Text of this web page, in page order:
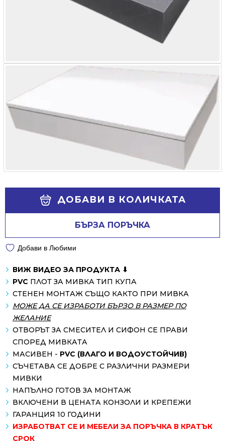
ДОБАВИ В КОЛИЧКАТА
БЪРЗА ПОРЪЧКА
Добави в Любими
ВИЖ ВИДЕО ЗА ПРОДУКТА ⬇
PVC ПЛОТ ЗА МИВКА ТИП КУПА
СТЕНЕН МОНТАЖ СЪЩО КАКТО ПРИ МИВКА
МОЖЕ ДА СЕ ИЗРАБОТИ БЪРЗО В РАЗМЕР ПО
ЖЕЛАНИЕ
ОТВОРЪТ ЗА СМЕСИТЕЛ И СИФОН СЕ ПРАВИ
СПОРЕД МИВКАТА
МАСИВЕН - PVC (ВЛАГО И ВОДОУСТОЙЧИВ)
СЪЧЕТАВА СЕ ДОБРЕ С РАЗЛИЧНИ РАЗМЕРИ
МИВКИ
НАПЪЛНО ГОТОВ ЗА МОНТАЖ
ВКЛЮЧЕНИ В ЦЕНАТА КОНЗОЛИ И КРЕПЕЖИ
ГАРАНЦИЯ 10 ГОДИНИ
ИЗРАБОТВАТ СЕ И МЕБЕЛИ ЗА ПОРЪЧКА В КРАТЪК
СРОК